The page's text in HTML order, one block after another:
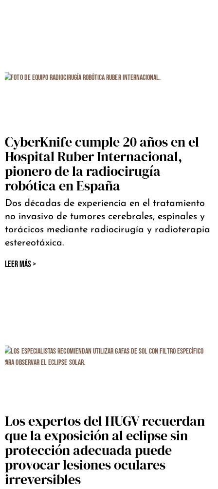
CyberKnife cumple 20 años en el
Hospital Ruber Internacional,
pionero de la radiocirugía
robótica en España
Dos décadas de experiencia en el tratamiento
no invasivo de tumores cerebrales, espinales y
torácicos mediante radiocirugía y radioterapia
estereotáxica.
LEER MÁS >
Los expertos del HUGV recuerdan
que la exposición al eclipse sin
protección adecuada puede
provocar lesiones oculares
irreversibles